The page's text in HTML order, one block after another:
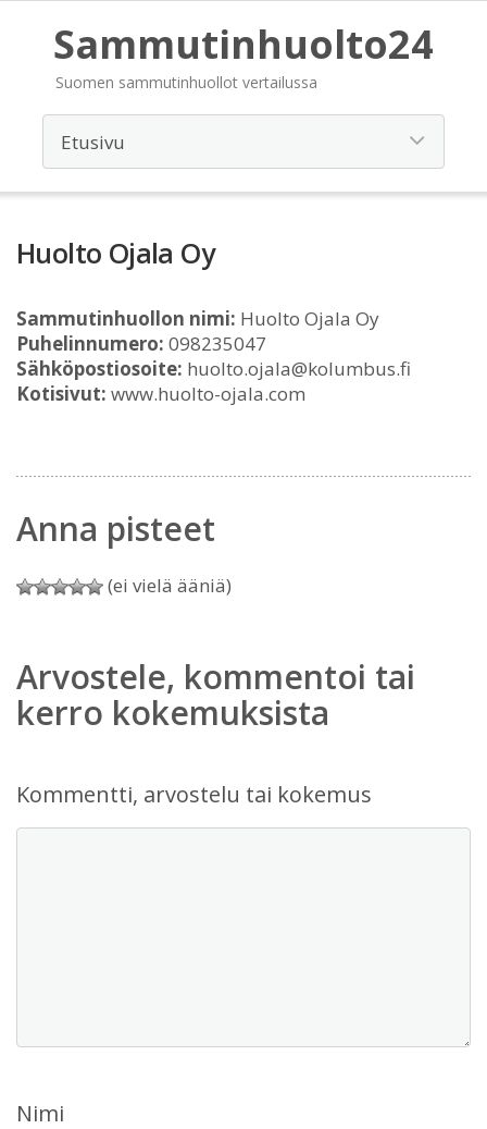
Sammutinhuolto24
Suomen sammutinhuollot vertailussa
Huolto Ojala Oy
Sammutinhuollon nimi: Huolto Ojala Oy
Puhelinnumero: 098235047
Sähköpostiosoite: huolto.ojala@kolumbus.fi
Kotisivut: www.huolto-ojala.com
Anna pisteet
(ei vielä ääniä)
Arvostele, kommentoi tai
kerro kokemuksista
Kommentti, arvostelu tai kokemus
Nimi